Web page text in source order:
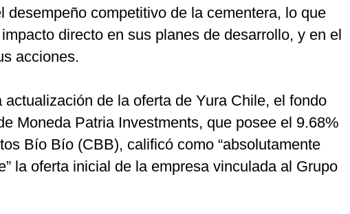
desempeño competitivo de la cementera, lo que
directo en sus planes de desarrollo, y en el
acciones.
actualización de la oferta de Yura Chile, el fondo
Moneda Patria Investments, que posee el 9.68%
Bío Bío (CBB), calificó como “absolutamente
la oferta inicial de la empresa vinculada al Grupo